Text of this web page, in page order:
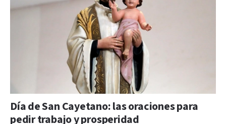
Día de San Cayetano: las oraciones para
pedir trabajo y prosperidad